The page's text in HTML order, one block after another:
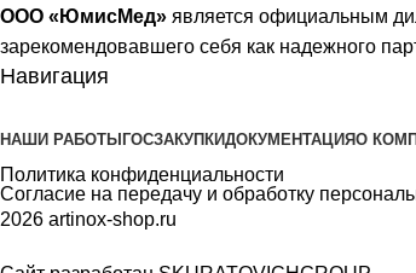
ООО «ЮмисМед» является официальным
зарекомендовавшего себя как надежного
Навигация
НАШИ РАБОТЫ ГОСЗАКУПКИДОКУМЕНТАЦИЯО
Политика конфиденциальности
Согласие на передачу и обработку
2026 artinox-shop.ru